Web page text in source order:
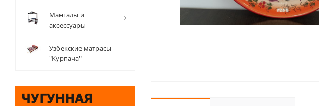
Мангалы и
аксессуары
Узбекские матрасы
"Курпача"